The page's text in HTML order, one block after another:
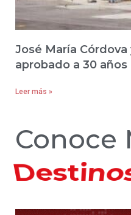
José María
aprobado a 30 años
Leer más »
Conoce
Hoteles